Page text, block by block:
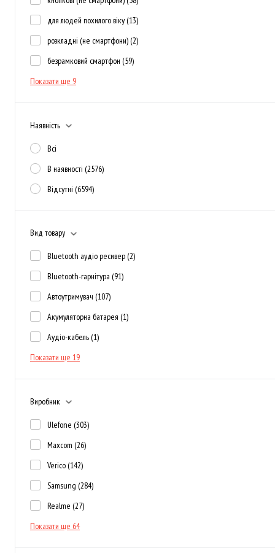
для людей похилого віку (13)
розкладні (не смартфони) (2)
безрамковий смартфон (59)
Показати ще 9
Наявність
Всі
В наявності (2576)
Відсутні (6594)
Вид товару
Bluetooth аудіо ресивер (2)
Bluetooth-гарнітура (91)
Автоутримувач (107)
Акумуляторна батарея (1)
Аудіо-кабель (1)
Показати ще 19
Виробник
Ulefone (303)
Maxcom (26)
Verico (142)
Samsung (284)
Realme (27)
Показати ще 64